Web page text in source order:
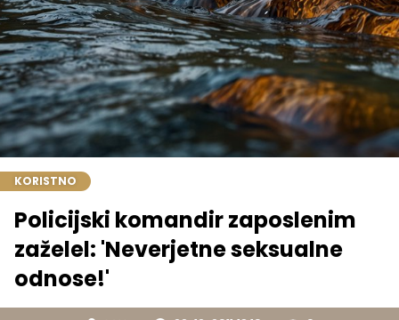
KORISTNO
Policijski komandir zaposlenim
zaželel: 'Neverjetne seksualne
odnose!'